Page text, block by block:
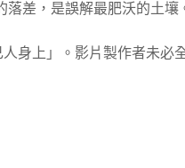
差，是誤解最肥沃的土壤
身上」。影片製作者未必